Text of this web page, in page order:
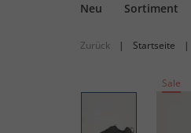
Neu Sortiment
Zurück | Startseite |
Sale